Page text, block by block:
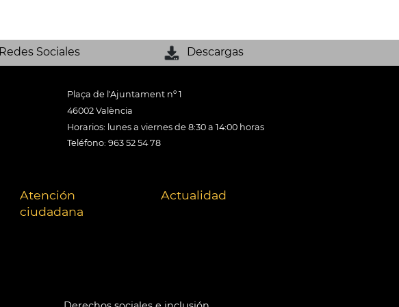
Redes Sociales Descargas
Plaça de l'Ajuntament nº 1
46002 València
Horarios: lunes a viernes de 8:30 a 14:00 horas
Teléfono: 963 52 54 78
Atención
ciudadana
Actualidad